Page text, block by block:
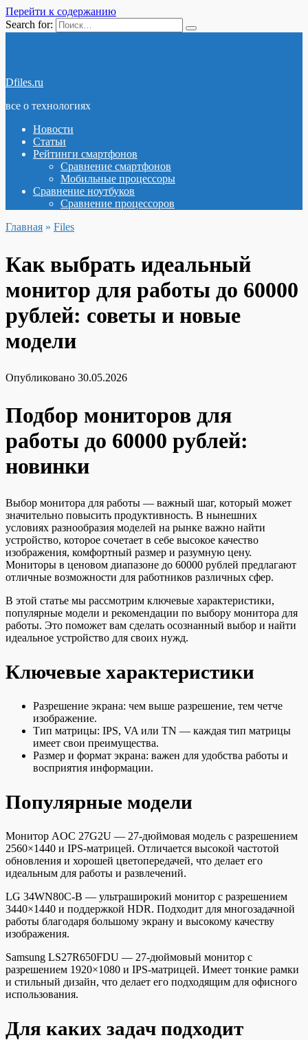
Перейти к содержанию
Search for:
Dfiles.ru
все о технологиях
Новости
Статьи
Рейтинги смартфонов
Сравнение смартфонов
Мобильные процессоры
Сравнение ноутбуков
Сравнение процессоров
Главная » Files
Как выбрать идеальный
монитор для работы до 60000
рублей: советы и новые
модели
Опубликовано 30.05.2026
Подбор мониторов для
работы до 60000 рублей:
новинки
Выбор монитора для работы — важный шаг, который может
значительно повысить продуктивность. В нынешних
условиях разнообразия моделей на рынке важно найти
устройство, которое сочетает в себе высокое качество
изображения, комфортный размер и разумную цену.
Мониторы в ценовом диапазоне до 60000 рублей предлагают
отличные возможности для работников различных сфер.
В этой статье мы рассмотрим ключевые характеристики,
популярные модели и рекомендации по выбору монитора для
работы. Это поможет вам сделать осознанный выбор и найти
идеальное устройство для своих нужд.
Ключевые характеристики
Разрешение экрана: чем выше разрешение, тем четче
изображение.
Тип матрицы: IPS, VA или TN — каждая тип матрицы
имеет свои преимущества.
Размер и формат экрана: важен для удобства работы и
восприятия информации.
Популярные модели
Монитор AOC 27G2U — 27-дюймовая модель с разрешением
2560×1440 и IPS-матрицей. Отличается высокой частотой
обновления и хорошей цветопередачей, что делает его
идеальным для работы и развлечений.
LG 34WN80C-B — ультраширокий монитор с разрешением
3440×1440 и поддержкой HDR. Подходит для многозадачной
работы благодаря большому экрану и высокому качеству
изображения.
Samsung LS27R650FDU — 27-дюймовый монитор с
разрешением 1920×1080 и IPS-матрицей. Имеет тонкие рамки
и стильный дизайн, что делает его подходящим для офисного
использования.
Для каких задач подходит